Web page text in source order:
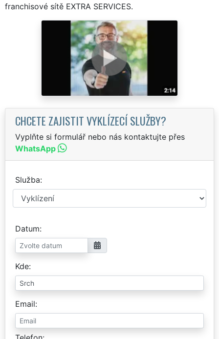
franchisové sítě EXTRA SERVICES.
CHCETE ZAJISTIT VYKLÍZECÍ SLUŽBY?
Vyplňte si formulář nebo nás kontaktujte přes
WhatsApp
Služba
Datum
Kde
Email